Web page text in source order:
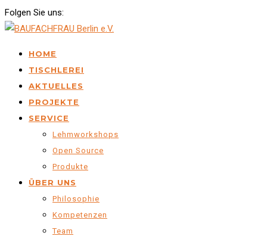
Folgen Sie uns:
HOME
TISCHLEREI
AKTUELLES
PROJEKTE
SERVICE
Lehmworkshops
Open Source
Produkte
ÜBER UNS
Philosophie
Kompetenzen
Team